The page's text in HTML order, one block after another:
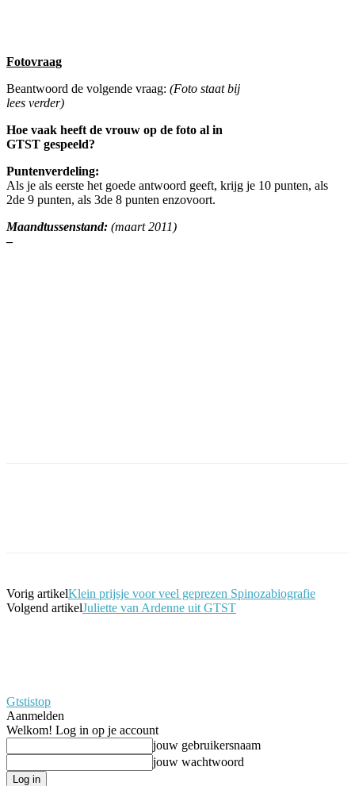
Fotovraag
Beantwoord de volgende vraag: (Foto staat bij
lees verder)
Hoe vaak heeft de vrouw op de foto al in
GTST gespeeld?
Puntenverdeling:
Als je als eerste het goede antwoord geeft, krijg je 10 punten, als
2de 9 punten, als 3de 8 punten enzovoort.
Maandtussenstand: (maart 2011)
–
Vorig artikelKlein prijsje voor veel geprezen Spinozabiografie
Volgend artikelJuliette van Ardenne uit GTST
Gtstistop
Aanmelden
Welkom! Log in op je account
jouw gebruikersnaam
jouw wachtwoord